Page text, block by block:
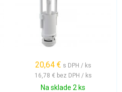
20,64 € s DPH / ks
16,78 € bez DPH / ks
Na sklade 2 ks